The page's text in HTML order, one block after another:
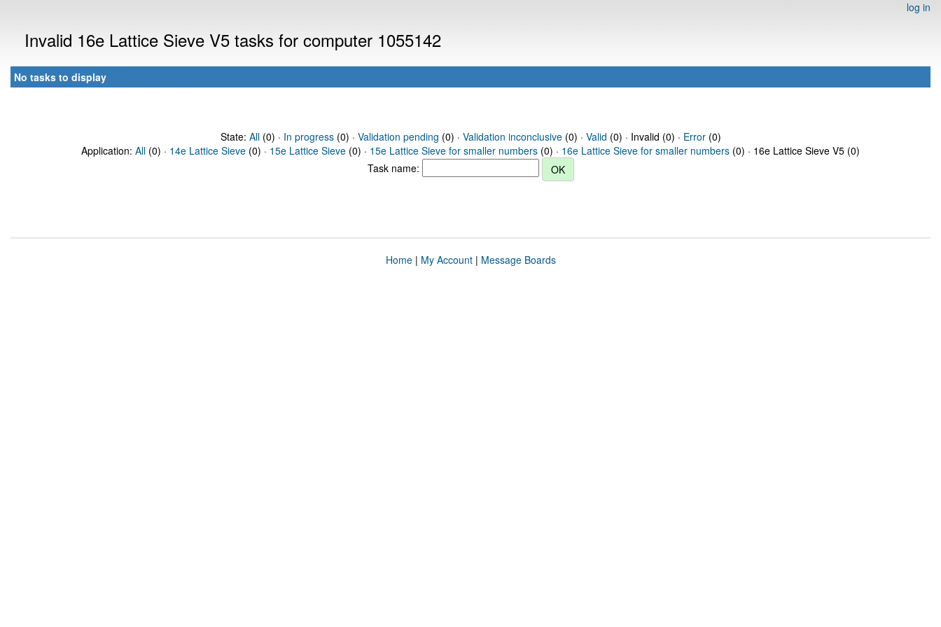
log in
Invalid 16e Lattice Sieve V5 tasks for computer 1055142
No tasks to display
State: All(0) · In progress(0) · Validation pending (0) · Validation inconclusive(0) · Valid (0) · Invalid (0) · Error(0)
Application: All (0) · 14e Lattice Sieve (0) · 15e Lattice Sieve (0) · 15e Lattice Sieve for smaller numbers (0) · 16e Lattice Sieve for smaller numbers (0) · 16e Lattice Sieve V5 (0)
Task name:
Home| My Account| Message Boards